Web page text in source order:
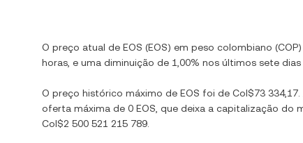
O preço atual de EOS (EOS) em peso colombiano (COP
horas, e uma diminuição de 1,00% nos últimos sete dias
O preço histórico máximo de EOS foi de Col$73 334,17
oferta máxima de 0 EOS , que deixa a capitalização
Col$2 500 521 215 789